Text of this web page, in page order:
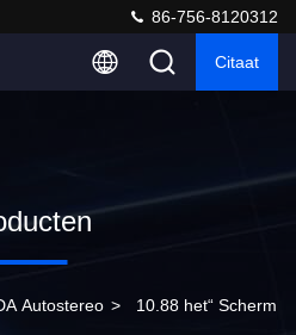
86-756-8120312
Citaat
Autostereo > 10.88 het“ Scherm